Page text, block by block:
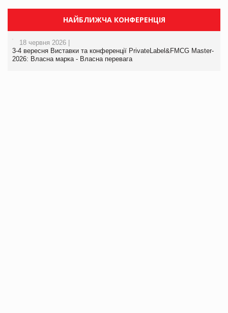
НАЙБЛИЖЧА КОНФЕРЕНЦІЯ
18 червня 2026 |
3-4 вересня Виставки та конференції PrivateLabel&FMCG Master-
2026: Власна марка - Власна перевага